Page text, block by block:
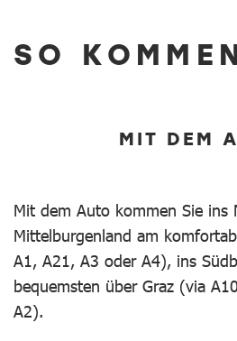
SO
MIT DEM
Mit dem Auto kommen Sie ins
Mittelburgenland am
A1, A21, A3 oder A4), ins
bequemsten über Graz (via
A2).